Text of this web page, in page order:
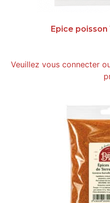
Epice poisson
Veuillez vous connecter